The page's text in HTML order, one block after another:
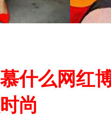
什么网红
尚